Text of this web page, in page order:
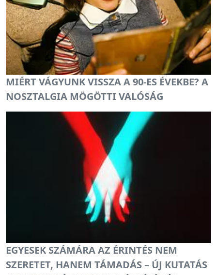
MIÉRT VÁGYUNK VISSZA A 90-ES ÉVEKBE? A
NOSZTALGIA MÖGÖTTI VALÓSÁG
EGYESEK SZÁMÁRA AZ ÉRINTÉS NEM
SZERETET, HANEM TÁMADÁS – ÚJ KUTATÁS